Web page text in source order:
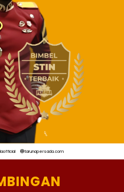
tarunapersada.com